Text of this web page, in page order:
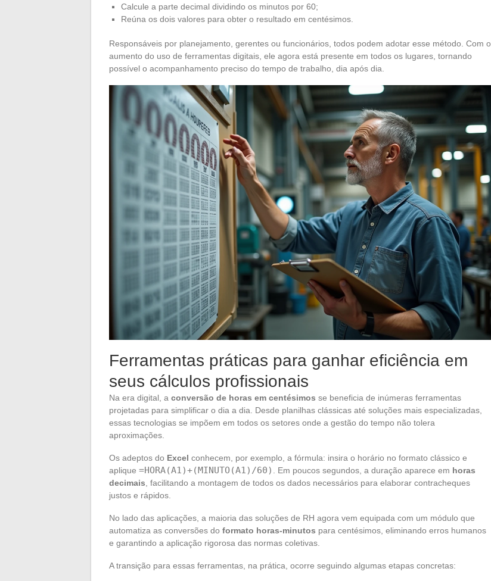
Calcule a parte decimal dividindo os minutos por 60;
Reúna os dois valores para obter o resultado em centésimos.
Responsáveis por planejamento, gerentes ou funcionários, todos podem adotar esse método. Com o
aumento do uso de ferramentas digitais, ele agora está presente em todos os lugares, tornando
possível o acompanhamento preciso do tempo de trabalho, dia após dia.
Ferramentas práticas para ganhar eficiência em
seus cálculos profissionais
Na era digital, a conversão de horas em centésimos se beneficia de inúmeras ferramentas
projetadas para simplificar o dia a dia. Desde planilhas clássicas até soluções mais especializadas,
essas tecnologias se impõem em todos os setores onde a gestão do tempo não tolera
aproximações.
Os adeptos do Excel conhecem, por exemplo, a fórmula: insira o horário no formato clássico e
aplique =HORA(A1)+(MINUTO(A1)/60) . Em poucos segundos, a duração aparece em horas
decimais , facilitando a montagem de todos os dados necessários para elaborar contracheques
justos e rápidos.
No lado das aplicações, a maioria das soluções de RH agora vem equipada com um módulo que
automatiza as conversões do formato horas-minutos para centésimos, eliminando erros humanos
e garantindo a aplicação rigorosa das normas coletivas.
A transição para essas ferramentas, na prática, ocorre seguindo algumas etapas concretas: